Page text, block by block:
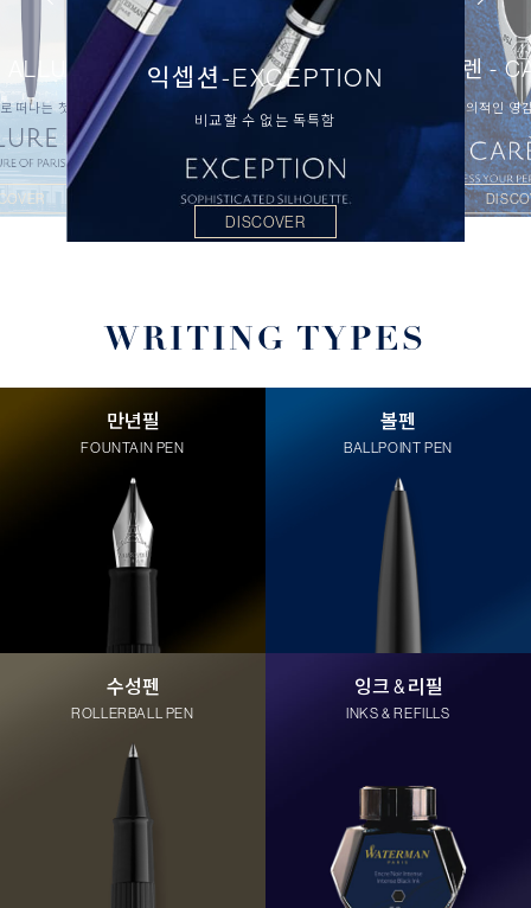
떠나는 첫 걸음
익셉션-EXCEPTION
비교할 수 없는 독특함
DISCOVER
까렌 -
창의적인 영
WRITING TYPES
만년필
FOUNTAIN PEN
볼펜
BALLPOINT PEN
수성펜
ROLLERBALL PEN
잉크 & 리필
INKS & REFILLS